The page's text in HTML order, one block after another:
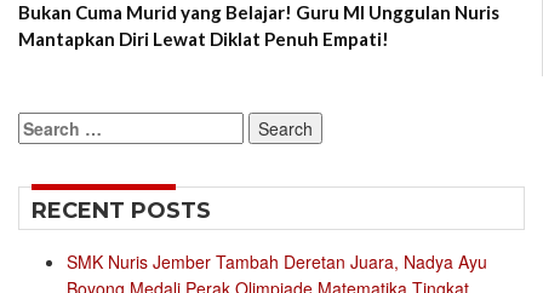
Bukan Cuma Murid yang Belajar! Guru MI Unggulan Nuris
Mantapkan Diri Lewat Diklat Penuh Empati!
Search
for:
RECENT POSTS
SMK Nuris Jember Tambah Deretan Juara, Nadya Ayu